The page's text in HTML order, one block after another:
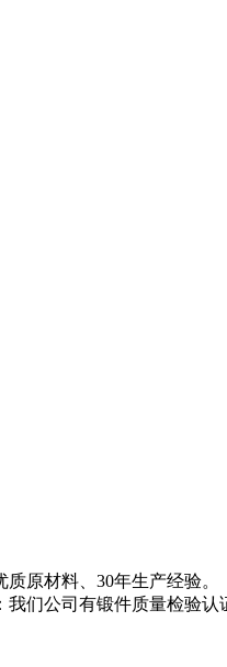
原材料、30年生产经验
们公司有锻件质量检验认